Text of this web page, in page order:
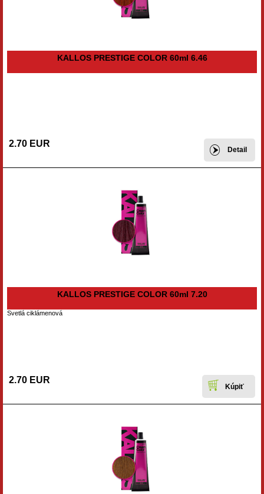
KALLOS PRESTIGE COLOR 60ml 6.46
2.70 EUR
Detail
KALLOS PRESTIGE COLOR 60ml 7.20
Svetlá ciklámenová
2.70 EUR